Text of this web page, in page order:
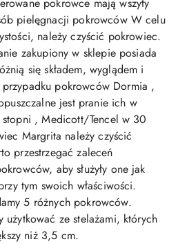
pielęgnacji pokrowców W celu
należy czyścić pokrowiec.
zakupiony w sklepie posiada
się składem, wyglądem i
pokrowców Dormia ,
jest pranie ich w
, Medicott/Tencel w 30
Margrita należy czyścić
przestrzegać zaleceń
aby służyły one jak
tym swoich właściwości.
5 różnych pokrowców.
użytkować ze stelażami, których
niż 3,5 cm.